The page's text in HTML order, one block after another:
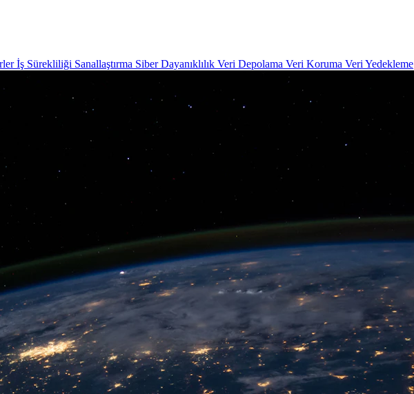
İş Sürekliliği Sanallaştırma Siber Dayanıklılık Veri Depolama Veri Koruma Veri Yedekleme